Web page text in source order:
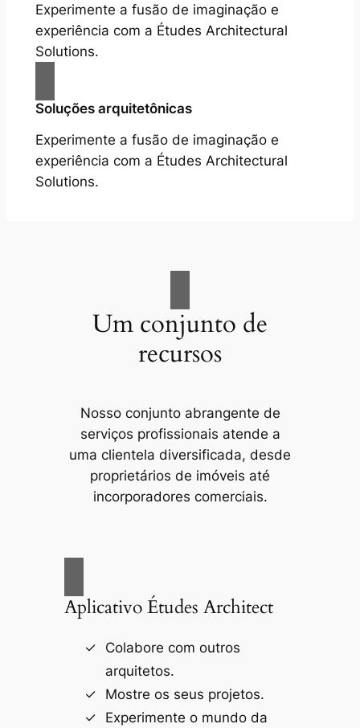
Experimente a fusão de imaginação e
experiência com a Études Architectural
Solutions.
Soluções arquitetônicas
Experimente a fusão de imaginação e
experiência com a Études Architectural
Solutions.
Um conjunto de
recursos
Nosso conjunto abrangente de
serviços profissionais atende a
uma clientela diversificada, desde
proprietários de imóveis até
incorporadores comerciais.
Aplicativo Études Architect
Colabore com outros
arquitetos.
Mostre os seus projetos.
Experimente o mundo da